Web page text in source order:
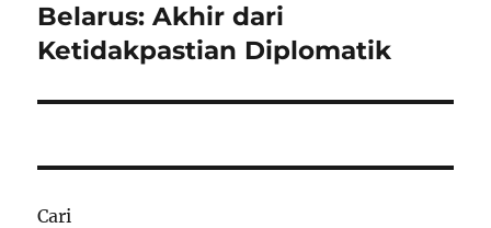
post:
Belarus: Akhir dari
Ketidakpastian Diplomatik
Cari